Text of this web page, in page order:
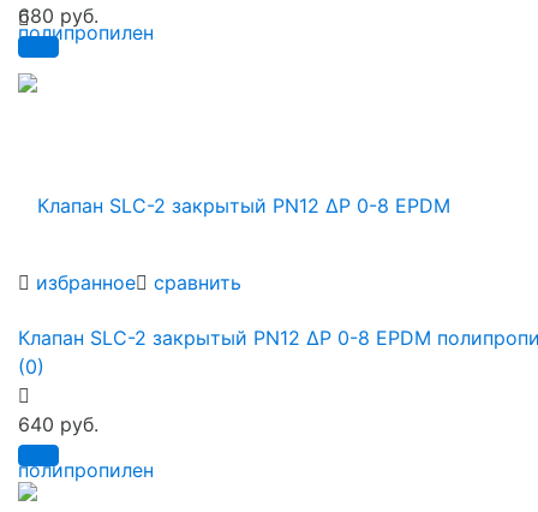
избранное сравнить
680 руб.
Клапан SLC-2 закрытый PN12 ∆P 0-8 EPDM
(0)
640 руб.